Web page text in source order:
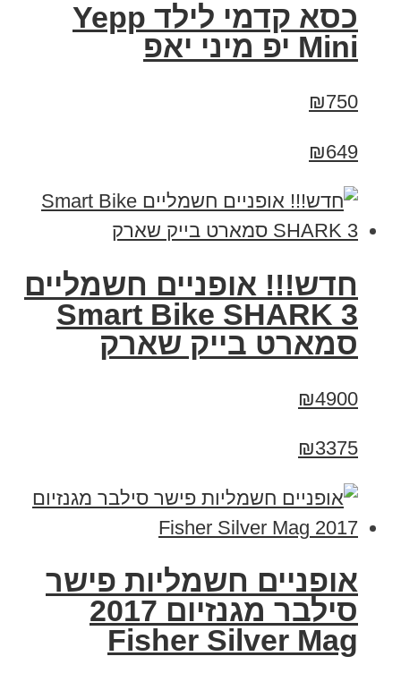
כסא קדמי לילד Yepp
Mini יפ מיני יאפ
₪750
₪649
חדש!!! אופניים חשמליים
Smart Bike SHARK 3
סמארט בייק שארק
₪4900
₪3375
אופניים חשמליות פישר
סילבר מגנזיום 2017
Fisher Silver Mag